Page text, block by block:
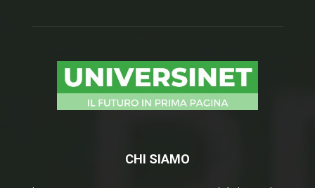
CHI SIAMO